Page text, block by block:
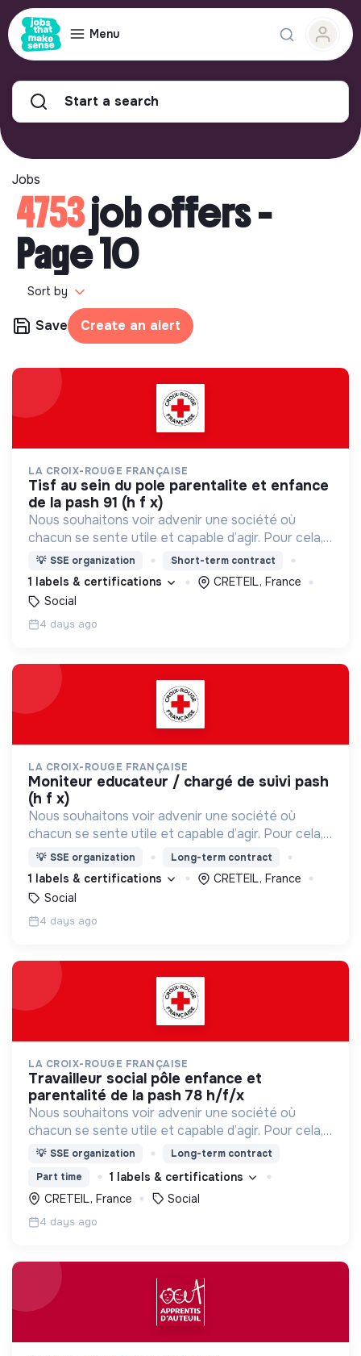
Menu
Start a search
Jobs
4753job offers -
Page 10
Sort by
Save Create an alert
LA CROIX-ROUGE FRANÇAISE
tisf au sein du pole parentalite et enfance
de la pash 91 (h f x)
Nous souhaitons voir advenir une société où
chacun se sente utile et capable d’agir. Pour cela,
nous proposons des moyens et des lieux
d’engagement innovants et adaptés à tous.
💡 SSE organization Short-term contract
1 labels & certifications
CRETEIL, France
Social
4 days ago
LA CROIX-ROUGE FRANÇAISE
moniteur educateur / chargé de suivi pash
(h f x)
Nous souhaitons voir advenir une société où
chacun se sente utile et capable d’agir. Pour cela,
nous proposons des moyens et des lieux
d’engagement innovants et adaptés à tous.
💡 SSE organization Long-term contract
1 labels & certifications
CRETEIL, France
Social
4 days ago
LA CROIX-ROUGE FRANÇAISE
travailleur social pôle enfance et
parentalité de la pash 78 h/f/x
Nous souhaitons voir advenir une société où
chacun se sente utile et capable d’agir. Pour cela,
nous proposons des moyens et des lieux
d’engagement innovants et adaptés à tous.
💡 SSE organization
Long-term contract
Part time
1 labels & certifications
CRETEIL, France
Social
4 days ago